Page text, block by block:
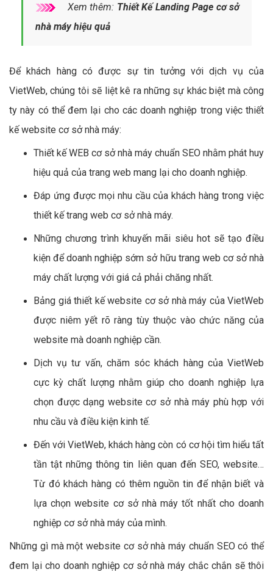
Xem thêm: Thiết Kế Landing Page cơ sở
nhà máy hiệu quả
Để khách hàng có được sự tin tưởng với dịch vụ của
VietWeb, chúng tôi sẽ liệt kê ra những sự khác biệt mà công
ty này có thể đem lại cho các doanh nghiệp trong việc thiết
kế website cơ sở nhà máy:
Thiết kế WEB cơ sở nhà máy chuẩn SEO nhằm phát huy
hiệu quả của trang web mang lại cho doanh nghiệp.
Đáp ứng được mọi nhu cầu của khách hàng trong việc
thiết kế trang web cơ sở nhà máy.
Những chương trình khuyến mãi siêu hot sẽ tạo điều
kiện để doanh nghiệp sớm sở hữu trang web cơ sở nhà
máy chất lượng với giá cả phải chăng nhất.
Bảng giá thiết kế website cơ sở nhà máy của VietWeb
được niêm yết rõ ràng tùy thuộc vào chức năng của
website mà doanh nghiệp cần.
Dịch vụ tư vấn, chăm sóc khách hàng của VietWeb
cực kỳ chất lượng nhằm giúp cho doanh nghiệp lựa
chọn được dạng website cơ sở nhà máy phù hợp với
nhu cầu và điều kiện kinh tế.
Đến với VietWeb, khách hàng còn có cơ hội tìm hiểu tất
tần tật những thông tin liên quan đến SEO, website…
Từ đó khách hàng có thêm nguồn tin để nhận biết và
lựa chọn website cơ sở nhà máy tốt nhất cho doanh
nghiệp cơ sở nhà máy của mình.
Những gì mà một website cơ sở nhà máy chuẩn SEO có thể
đem lại cho doanh nghiệp cơ sở nhà máy chắc chắn sẽ thôi